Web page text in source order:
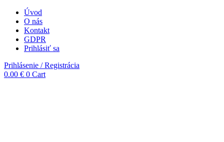
Úvod
O nás
Kontakt
GDPR
Prihlásiť sa
Prihlásenie / Registrácia
0.00 € 0 Cart